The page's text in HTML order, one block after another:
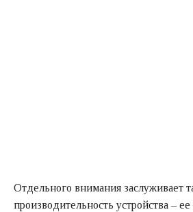
Отдельного внимания заслуживает
производительность устройства –